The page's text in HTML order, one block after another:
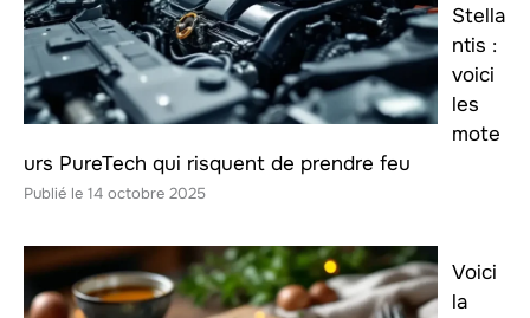
Stella
ntis :
voici
les
mote
urs PureTech qui risquent de prendre feu
14 octobre 2025
Voici
la